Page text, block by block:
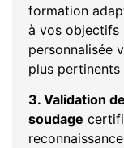
formation
à vos objectifs
personnalisée
plus
3. Validation
soudage